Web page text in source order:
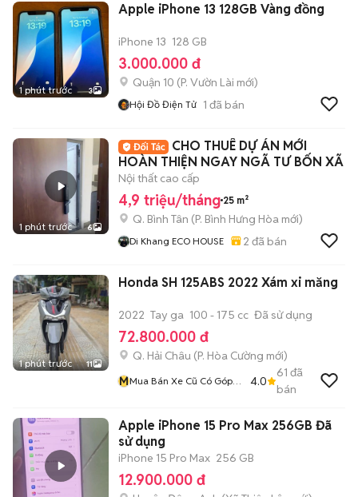
1 phút trước 3
Apple iPhone 13 128GB Vàng đồng
iPhone 13 128 GB
3.000.000 đ
Quận 10 (P. Vườn Lài mới)
Hội Đồ Điện Tử 1 đã bán
1 phút trước 6
CHO THUÊ DỰ ÁN MỚI
HOÀN THIỆN NGAY NGÃ TƯ BỐN XÃ
Nội thất cao cấp
4,9 triệu/tháng 25 m²
Q. Bình Tân (P. Bình Hưng Hòa mới)
Di Khang ECO HOUSE 2 đã bán
1 phút trước 11
Honda SH 125ABS 2022 Xám xi măng
2022 Tay ga 100 - 175 cc Đã sử dụng
72.800.000 đ
Q. Hải Châu (P. Hòa Cường mới)
MMua Bán Xe Cũ Có Góp
4.0
61 đã
bán
Apple iPhone 15 Pro Max 256GB Đã
sử dụng
iPhone 15 Pro Max 256 GB
12.900.000 đ